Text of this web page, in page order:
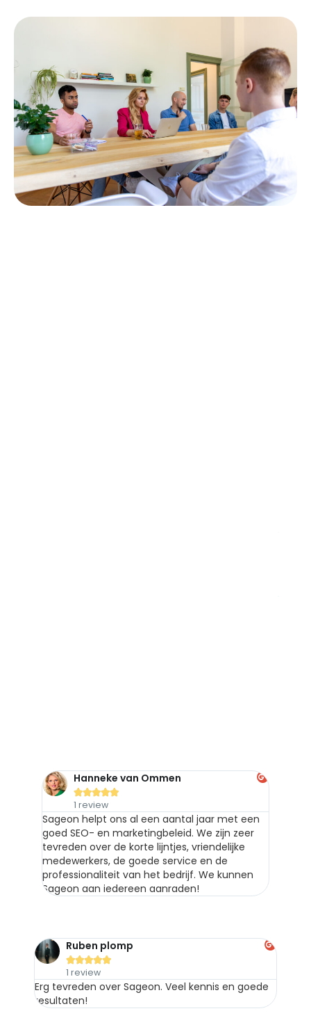
Hanneke van Ommen

1 review
Sageon helpt ons al een aantal jaar met een
goed SEO- en marketingbeleid. We zijn zeer
tevreden over de korte lijntjes, vriendelijke
medewerkers, de goede service en de
professionaliteit van het bedrijf. We kunnen
Sageon aan iedereen aanraden!
Ruben plomp

1 review
Erg tevreden over Sageon. Veel kennis en goede
resultaten!